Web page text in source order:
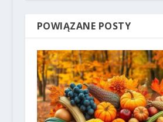
POWIĄZANE POSTY